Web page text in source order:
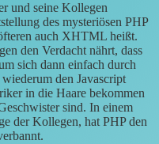
und seine Kollegen
des mysteriösen PHP
auch XHTML heißt.
den Verdacht nährt, dass
sich dann einfach durch
den Javascript
in die Haare bekommen
sind. In einem
der Kollegen, hat PHP den